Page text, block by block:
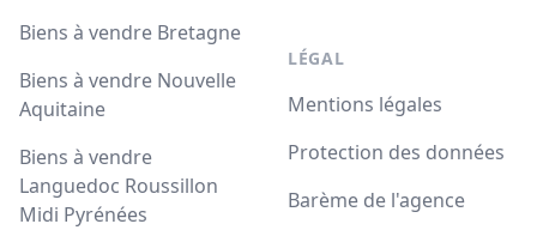
Biens à vendre Bretagne
Biens à vendre Nouvelle
Aquitaine
Biens à vendre
Languedoc Roussillon
Midi Pyrénées
LÉGAL
Mentions légales
Protection des données
Barème de l'agence